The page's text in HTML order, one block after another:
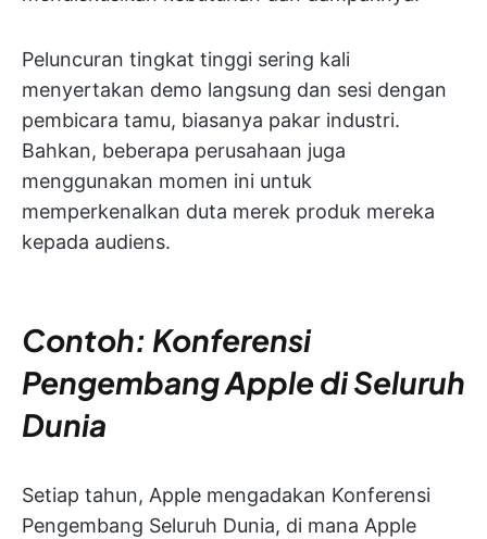
Peluncuran tingkat tinggi sering kali
menyertakan demo langsung dan sesi dengan
pembicara tamu, biasanya pakar industri.
Bahkan, beberapa perusahaan juga
menggunakan momen ini untuk
memperkenalkan duta merek produk mereka
kepada audiens.
Contoh: Konferensi
Pengembang Apple di Seluruh
Dunia
Setiap tahun, Apple mengadakan Konferensi
Pengembang Seluruh Dunia, di mana Apple